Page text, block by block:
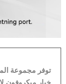
خيار ميكروفون